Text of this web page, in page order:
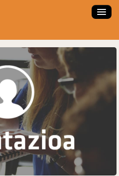
ZER DA LANSAREAN?
ESKAINTZAK
LANBIDE ORIENTAZIOA
FORMAKUNTZA IKASTAROAK
LAN ESKAINTZA SARTU
LAN PRAKTIKAK
ENPRESA NAIZ
HAUTAGAIA NAIZ